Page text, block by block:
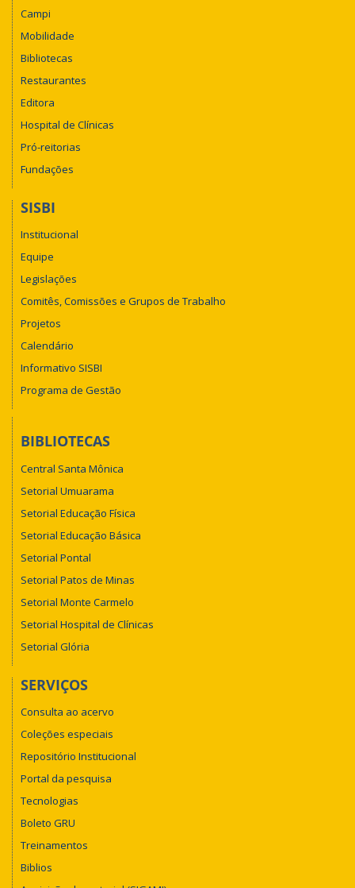
Campi
Mobilidade
Bibliotecas
Restaurantes
Editora
Hospital de Clínicas
Pró-reitorias
Fundações
SISBI
Institucional
Equipe
Legislações
Comitês, Comissões e Grupos de Trabalho
Projetos
Calendário
Informativo SISBI
Programa de Gestão
BIBLIOTECAS
Central Santa Mônica
Setorial Umuarama
Setorial Educação Física
Setorial Educação Básica
Setorial Pontal
Setorial Patos de Minas
Setorial Monte Carmelo
Setorial Hospital de Clínicas
Setorial Glória
SERVIÇOS
Consulta ao acervo
Coleções especiais
Repositório Institucional
Portal da pesquisa
Tecnologias
Boleto GRU
Treinamentos
Biblios